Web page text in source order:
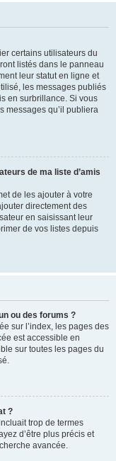
certains utilisateurs du
listés dans le panneau
leur statut en ligne et
les messages publiés
en surbrillance. Si vous
messages qu’il publiera
de ma liste d’amis
de les ajouter à votre
directement des
en saisissant leur
de vos listes depuis
ou des forums ?
sur l’index, les pages des
est accessible en
sur toutes les pages du
?
trop de termes
d’être plus précis et
avancée.